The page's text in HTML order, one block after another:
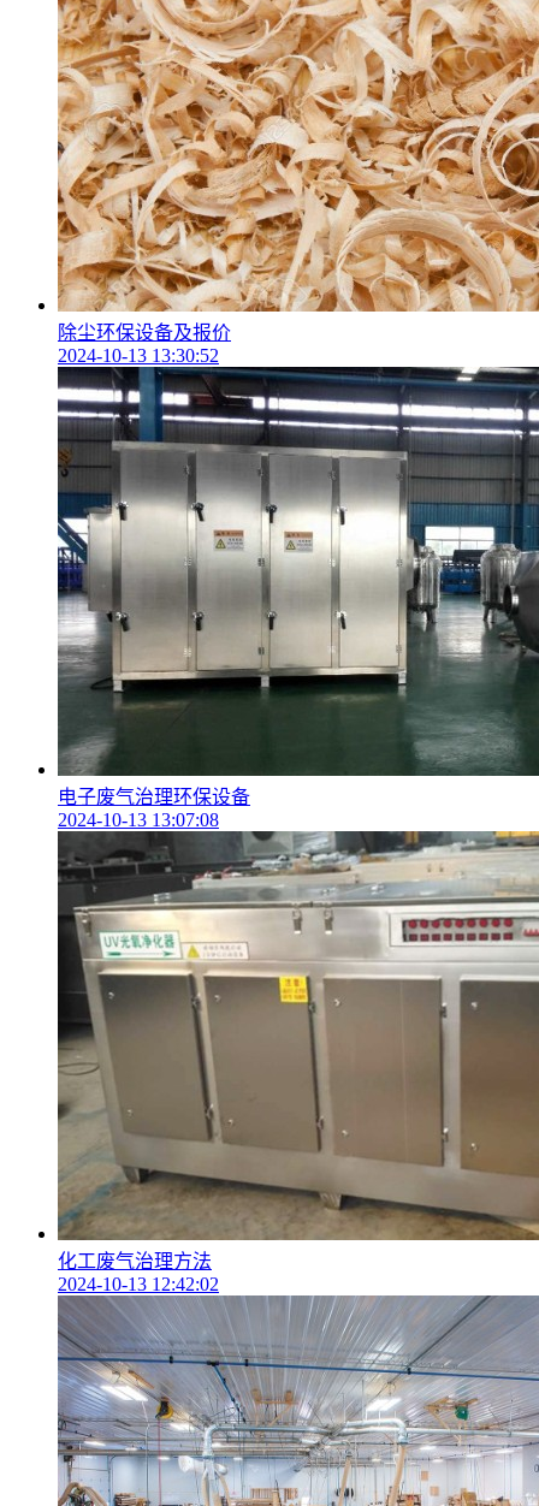
除尘环保设备及报价
2024-10-13 13:30:52
电子废气治理环保设备
2024-10-13 13:07:08
化工废气治理方法
2024-10-13 12:42:02